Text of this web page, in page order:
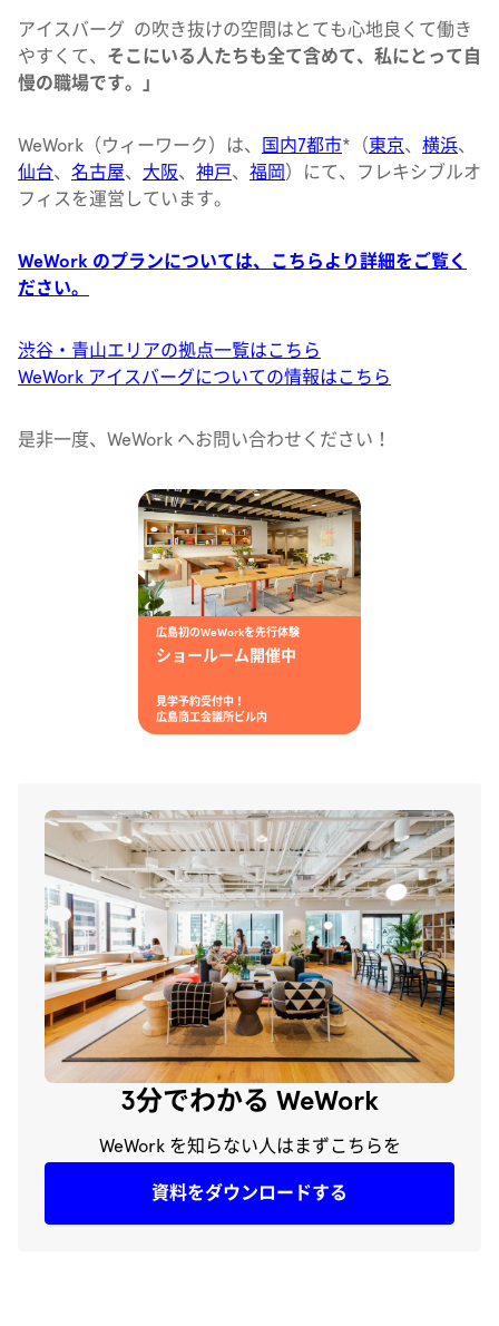
アイスバーグ の吹き抜けの空間はとても心地良くて働き
やすくて、 そこにいる人たちも全て含めて、私にとって自
慢の職場です。」
WeWork（ウィーワーク）は、 国内7都市*（東京、 横浜、
仙台、 名古屋、 大阪、 神戸、 福岡）にて、フレキシブルオ
フィスを運営しています。
WeWork のプランについては、こちらより詳細をご覧く
ださい。
渋谷・青山エリアの拠点一覧はこちら
WeWork アイスバーグについての情報はこちら
是非一度、WeWork へお問い合わせください！
広島初のWeWorkを先行体験
ショールーム開催中
見学予約受付中！
広島商工会議所ビル内
3分でわかる WeWork
WeWork を知らない人はまずこちらを
資料をダウンロードする